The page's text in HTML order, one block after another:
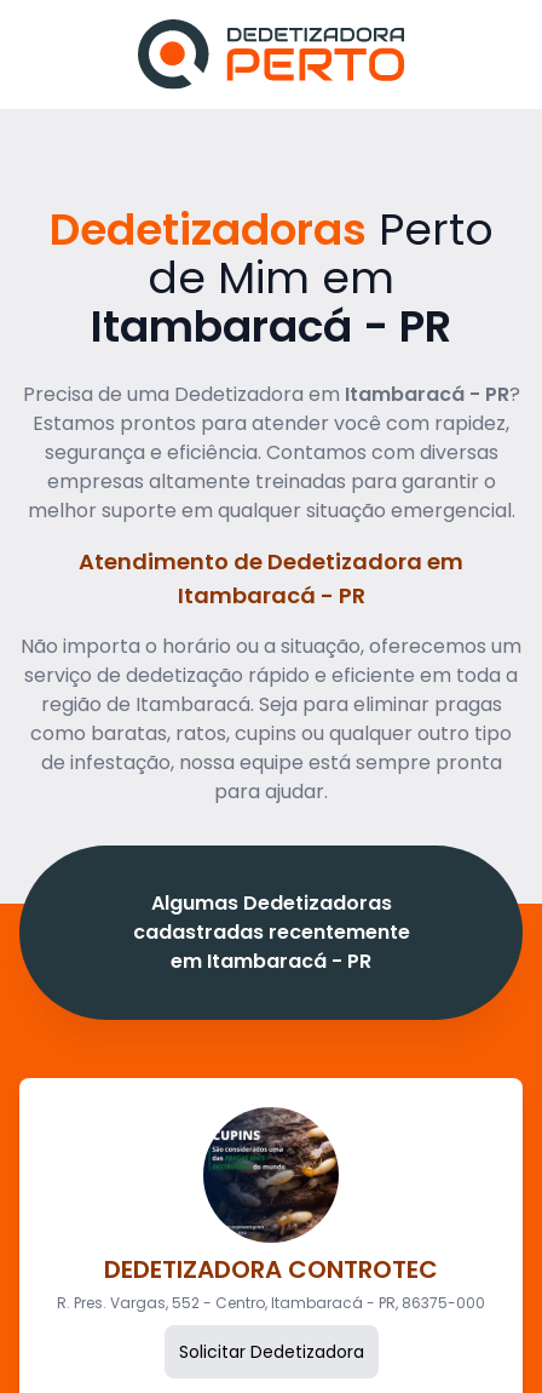
Dedetizadoras Perto
de Mim em
Itambaracá - PR
Precisa de uma Dedetizadora em Itambaracá - PR?
Estamos prontos para atender você com rapidez,
segurança e eficiência. Contamos com diversas
empresas altamente treinadas para garantir o
melhor suporte em qualquer situação emergencial.
Atendimento de Dedetizadora em
Itambaracá - PR
Não importa o horário ou a situação, oferecemos um
serviço de dedetização rápido e eficiente em toda a
região de Itambaracá. Seja para eliminar pragas
como baratas, ratos, cupins ou qualquer outro tipo
de infestação, nossa equipe está sempre pronta
para ajudar.
Algumas Dedetizadoras
cadastradas recentemente
em Itambaracá - PR
DEDETIZADORA CONTROTEC
R. Pres. Vargas, 552 - Centro, Itambaracá - PR, 86375-000
Solicitar Dedetizadora